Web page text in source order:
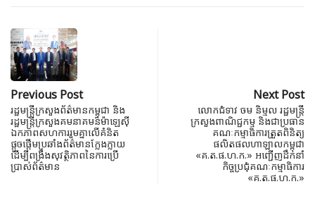
Previous Post
រដ្ឋមន្ត្រីក្រសួងព័ត៌មានកម្ពុជា និង
រដ្ឋមន្រ្តីក្រសួងគមនាគមន៍ម៉ាឡេស៊ី
ឯកភាពសហការរួមគ្នាលើគំនិត
ផ្តួចផ្តើមប្រឆាំងព័ត៌មានក្លែងក្លាយ
ដើម្បីពង្រឹងសុវត្ថិភាពនៃការប្រើ
ប្រាស់ព័ត៌មាន
Next Post
លោកជំទាវ ចម និម្មល រដ្ឋមន្ដ្រី
ក្រសួងពាណិជ្ជកម្ម និងជាប្រធាន
គណៈកម្មាធិការត្រួតពិនិត្យ
ផលិតផលហាឡាលកម្ពុជា
«គ.ត.ផ.ហ.ក.» អញ្ជើញដឹកនាំ
កិច្ចប្រជុំគណៈកម្មាធិការ
«គ.ត.ផ.ហ.ក.»